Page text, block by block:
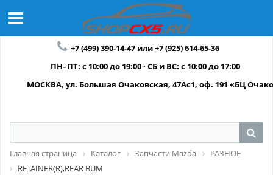
+7 (499) 390-14-47 или +7 (925) 614-65-36
ПН–ПТ: с 10:00 до 19:00 · СБ и ВС: с 10:00 до 17:00
МОСКВА, ул. Большая Очаковская, 47Ас1, оф. 191 «БЦ
Главная страница Каталог Запчасти Mazda
РАЗНОЕ
RETAINER(R),REAR BUM